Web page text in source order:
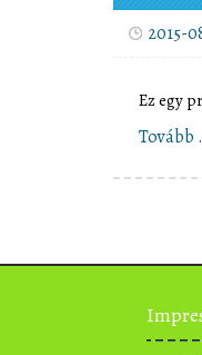
2015-
Ez egy
Tovább